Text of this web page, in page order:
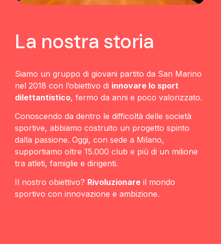
La nostra storia
Siamo un gruppo di giovani partito da San Marino
nel 2018 con l’obiettivo di innovare lo sport
dilettantistico, fermo da anni e poco valorizzato.
Conoscendo da dentro le difficoltà delle società
sportive, abbiamo costruito un progetto spinto
dalla passione. Oggi, con sede a Milano,
supportiamo oltre 15.000 club e più di un milione
tra atleti, famiglie e dirigenti.
Il nostro obiettivo? Rivoluzionare il mondo
sportivo con innovazione e ambizione.